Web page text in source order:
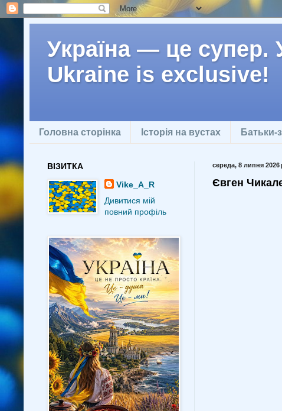
Україна — це супер.
Ukraine is exclusive!
Головна сторінка Історія на вустах Батьки-
середа, 8 липня 2026
Євген
ВІЗИТКА
Vike_A_R
Дивитися мій
повний профіль